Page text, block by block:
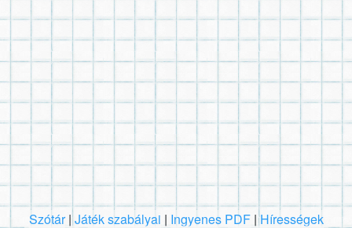
Szótár| Játék szabályai | Ingyenes PDF|Hírességek